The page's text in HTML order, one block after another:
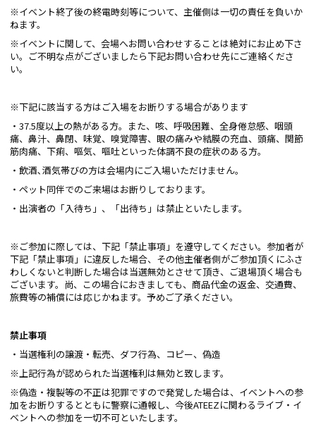
※イベント終了後の終電時刻等について、主催側は一切の責任を負いか
ねます。
※イベントに関して、会場へお問い合わせすることは絶対にお止め下さ
い。ご不明な点がございましたら下記お問い合わせ先にご連絡くださ
い。
※下記に該当する方はご入場をお断りする場合があります
・37.5度以上の熱がある方。また、咳、呼吸困難、全身倦怠感、咽頭
痛、鼻汁、鼻閉、味覚、嗅覚障害、眼の痛みや結膜の充血、頭痛、関節
筋肉痛、下痢、嘔気、嘔吐といった体調不良の症状のある方。
・飲酒､酒気帯びの方は会場内にご入場いただけません。
・ペット同伴でのご来場はお断りしております。
・出演者の「入待ち」、「出待ち」は禁止といたします。
※ご参加に際しては、下記「禁止事項」を遵守してください。参加者が
下記「禁止事項」に違反した場合、その他主催者側がご参加頂くにふさ
わしくないと判断した場合は当選無効とさせて頂き、ご退場頂く場合も
ございます。尚、この場合におきましても、商品代金の返金、交通費、
旅費等の補償には応じかねます。予めご了承ください。
禁止事項
・当選権利の譲渡・転売、ダフ行為、コピー、偽造
※上記行為が認められた当選権利は無効と致します。
※偽造・複製等の不正は犯罪ですので発覚した場合は、イベントへの参
加をお断りするとともに警察に通報し、今後ATEEZに関わるライブ・イ
ベントへの参加を一切不可といたします。